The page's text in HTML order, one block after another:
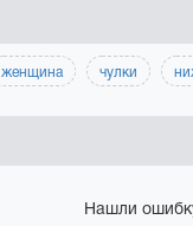
женщина чулки
Нашли